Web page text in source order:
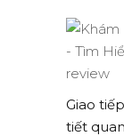
Giao
tiết